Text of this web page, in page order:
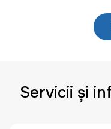
Servicii și